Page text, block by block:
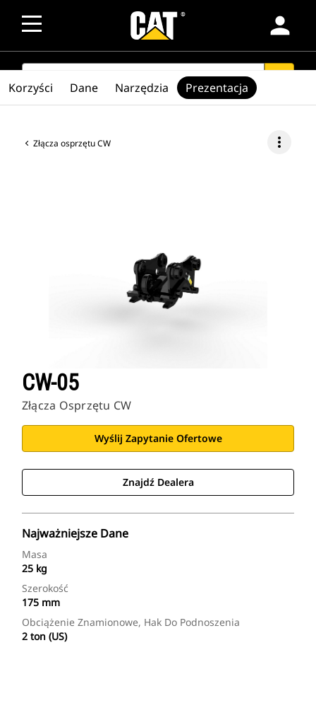
person
SEARCH
Złącza osprzętu CW more_vert
CW-05
Złącza Osprzętu CW
Wyślij Zapytanie Ofertowe
Znajdź Dealera
Najważniejsze Dane
Masa
25 kg
Szerokość
175 mm
Obciążenie Znamionowe, Hak Do Podnoszenia
2 ton (US)
Korzyści Dane Narzędzia Prezentacja